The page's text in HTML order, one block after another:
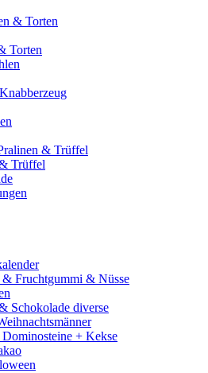
& Torten
Torten
& Trüffel
Trüffel
& Fruchtgummi & Nüsse
Schokolade diverse
+ Kekse